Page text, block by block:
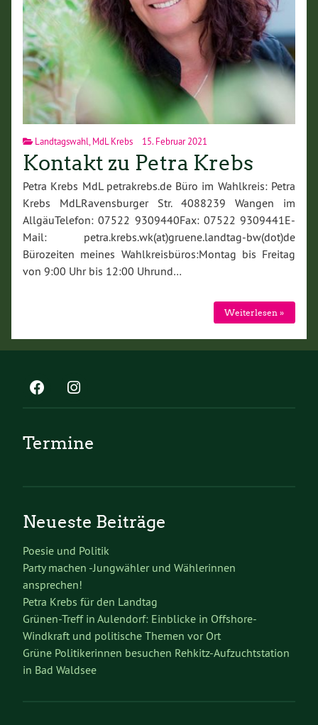
Landtagswahl MdL Krebs 15. Februar 2021
Kontakt zu Petra Krebs
Petra Krebs MdL petrakrebs.de Büro im Wahlkreis: Petra
Krebs MdLRavensburger Str. 4088239 Wangen im
AllgäuTelefon: 07522 9309440Fax: 07522 9309441E-
Mail: petra.krebs.wk(at)gruene.landtag-bw(dot)de
Bürozeiten meines Wahlkreisbüros:Montag bis Freitag
von 9:00 Uhr bis 12:00 Uhrund…
Weiterlesen »
Termine
Neueste Beiträge
Poesie und Politik
Party machen -Jungwähler und Wählerinnen
ansprechen!
Petra Krebs für den Landtag
Grünen-Treff in Aulendorf: Einblicke in Offshore-
Windkraft und politische Themen vor Ort
Grüne Politikerinnen besuchen Rehkitz-Aufzuchtstation
in Bad Waldsee